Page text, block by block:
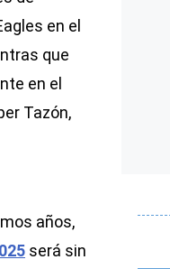
en el
que
en el
Tazón,
años,
será sin